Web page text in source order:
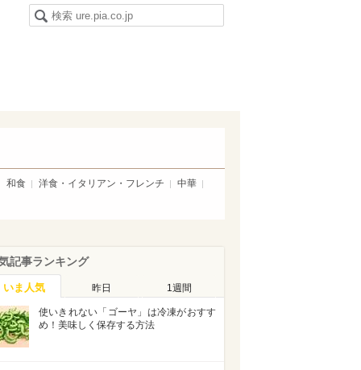
和食 洋食・イタリアン・フレンチ 中華
記事ランキング
いま人気 昨日 1週間
使いきれない「ゴーヤ」は冷凍がおすす
め！美味しく保存する方法